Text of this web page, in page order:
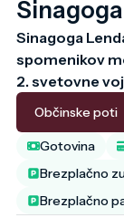
Sinagoga
spomenikov
Občinske poti
Gotovina
Brezplačno
Brezplačno